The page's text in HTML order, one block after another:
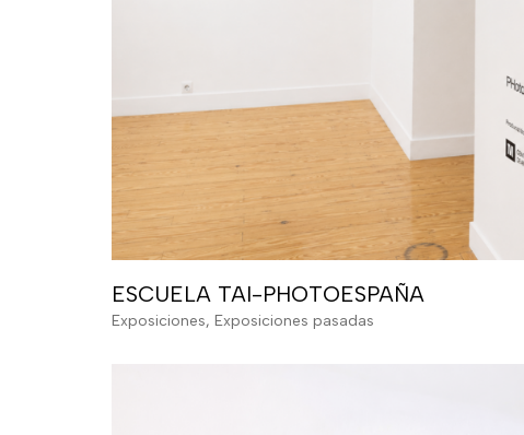
ESCUELA TAI-PHOTOESPAÑA
Exposiciones, Exposiciones pasadas